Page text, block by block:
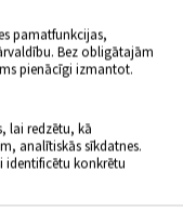
pamatfunkcijas,
Bez obligātajām
pienācīgi izmantot.
lai redzētu, kā
analītiskās sīkdatnes.
identificētu konkrētu